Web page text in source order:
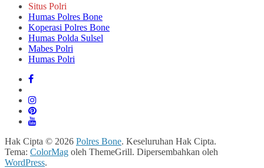
Situs Polri
Humas Polres Bone
Koperasi Polres Bone
Humas Polda Sulsel
Mabes Polri
Humas Polri
Hak Cipta © 2026 Polres Bone. Keseluruhan Hak Cipta.
Tema: ColorMag oleh ThemeGrill. Dipersembahkan oleh
WordPress.